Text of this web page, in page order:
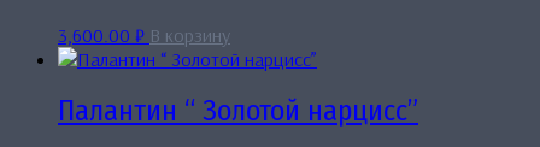
3,600.00 ₽ В корзину
Палантин “ Золотой нарцисс”